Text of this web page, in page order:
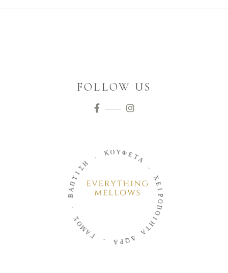
FOLLOW US
Γ
Α
Μ
Ο
Σ
Β
Α
Π
Τ
Ι
Σ
Η
Κ ΟΥΦΕΤΑ
Χ
Ε
Ι
Ρ
Ο
Π
Ο
Ι
Η
Τ
Α
Δ
Ω
Ρ
Α